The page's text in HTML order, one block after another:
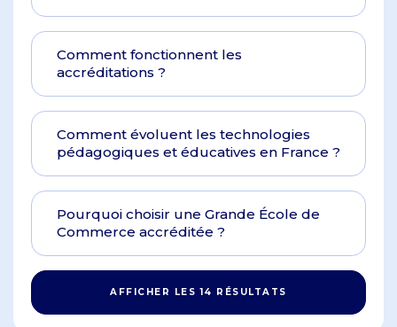
Comment fonctionnent les
accréditations ?
Comment évoluent les technologies
pédagogiques et éducatives en France ?
Pourquoi choisir une Grande École de
Commerce accréditée ?
AFFICHER LES 14 RÉSULTATS